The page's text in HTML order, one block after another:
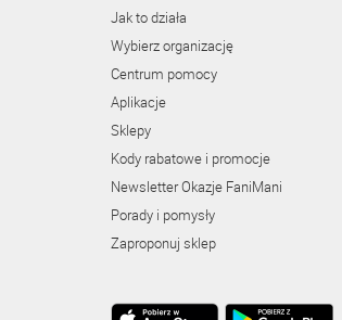
Jak to działa
Wybierz organizację
Centrum pomocy
Aplikacje
Sklepy
Kody rabatowe i promocje
Newsletter Okazje FaniMani
Porady i pomysły
Zaproponuj sklep